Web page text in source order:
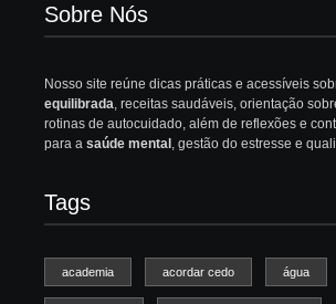
Sobre Nós
Nosso site reúne dicas práticas e acessíveis
equilibrada, receitas saudáveis, orientação
rotinas de autocuidado, além de reflexões e
para a saúde mental , gestão do estresse e
Tags
academia acordar cedo água